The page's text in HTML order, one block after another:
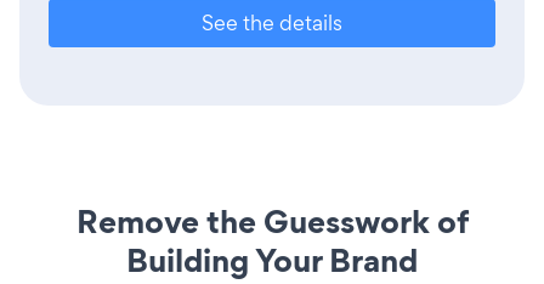
See the details
Remove the Guesswork of
Building Your Brand